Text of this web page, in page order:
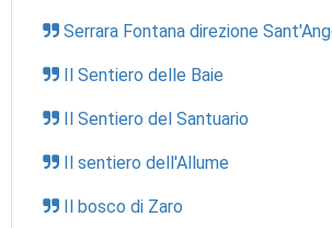
Serrara Fontana direzione
Il Sentiero delle Baie
Il Sentiero del Santuario
Il sentiero dell'Allume
Il bosco di Zaro